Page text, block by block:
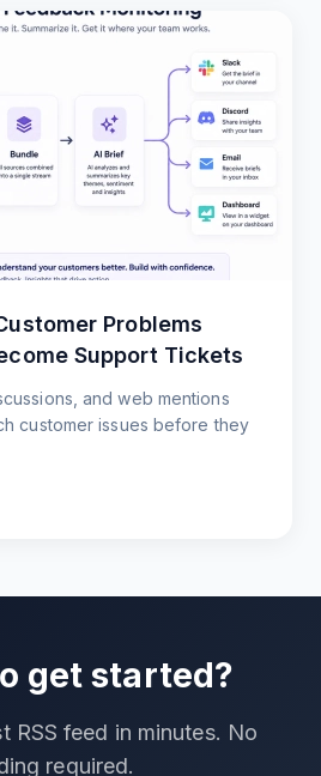
Problems
Support Tickets
and web mentions
customer issues before they
get started?
RSS feed in minutes. No
required.